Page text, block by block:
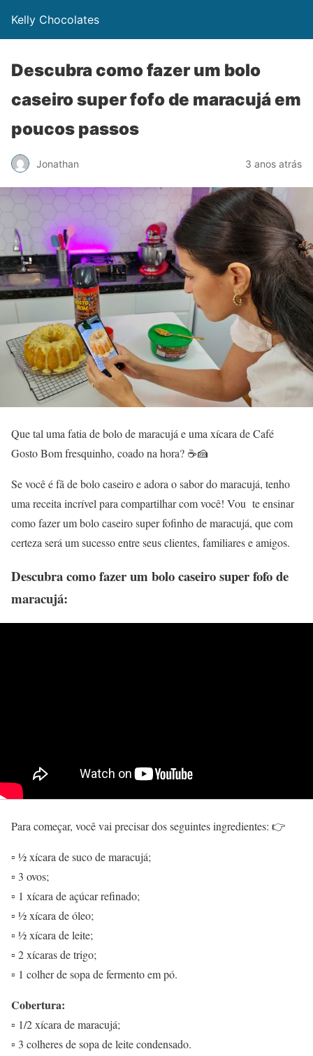
Kelly Chocolates
Descubra como fazer um bolo
caseiro super fofo de maracujá em
poucos passos
Jonathan 3 anos atrás
Que tal uma fatia de bolo de maracujá e uma xícara de Café
Gosto Bom fresquinho, coado na hora? ☕️🍰
Se você é fã de bolo caseiro e adora o sabor do maracujá, tenho
uma receita incrível para compartilhar com você! Vou te ensinar
como fazer um bolo caseiro super fofinho de maracujá, que com
certeza será um sucesso entre seus clientes, familiares e amigos.
Descubra como fazer um bolo caseiro super fofo de
maracujá:
Para começar, você vai precisar dos seguintes ingredientes: 👉
▫ ½ xícara de suco de maracujá;
▫ 3 ovos;
▫ 1 xícara de açúcar refinado;
▫ ½ xícara de óleo;
▫ ½ xícara de leite;
▫ 2 xícaras de trigo;
▫ 1 colher de sopa de fermento em pó.
Cobertura:
▫ 1/2 xícara de maracujá;
▫ 3 colheres de sopa de leite condensado.